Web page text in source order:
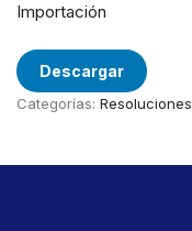
Importación
Descargar
Categorías: Resoluciones